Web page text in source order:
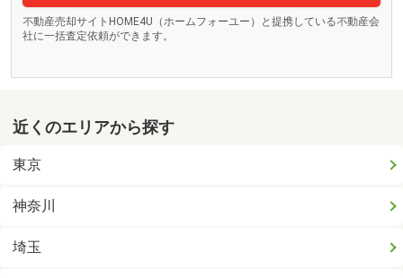
不動産売却サイトHOME4U（ホームフォーユー）と提携している不動産会
社に一括査定依頼ができます。
近くのエリアから探す
東京
神奈川
埼玉